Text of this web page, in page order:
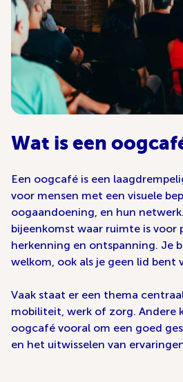
Wat is een
Een oogcafé is een
voor mensen met een visuele
oogaandoening, en hun
bijeenkomst waar ruimte is
herkenning en ontspanning. Je
welkom, ook als je geen lid bent
Vaak staat er een thema
mobiliteit, werk of zorg. Andere
oogcafé vooral om een goed
en het uitwisselen van